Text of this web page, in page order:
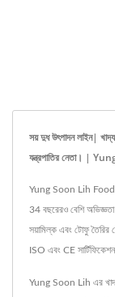
সয় দুধ উৎপাদন লাইন|
যন্ত্রপাতির নেতা। |
Yung Soon Lih Food
34 বছরেরও বেশি অভিজ্ঞতা
সয়ামিল্ক এবং টোফু তৈরির
ISO এবং CE
Yung Soon Lih এর খাদ্য